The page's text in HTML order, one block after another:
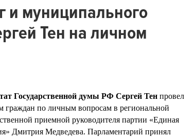
и муниципального
Тен на личном
Государственной думы РФ Сергей Тенпровел
граждан по личным вопросам в региональной
приемной руководителя партии «Единая
Дмитрия Медведева. Парламентарий принял